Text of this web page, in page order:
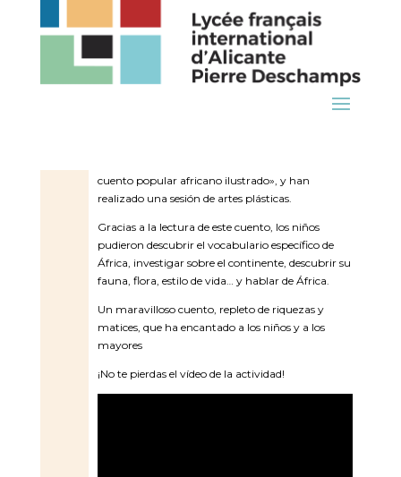
AFRICANOS. CLASE
CC8
cuento popular africano ilustrado», y han
realizado una sesión de artes plásticas.
Gracias a la lectura de este cuento, los niños
pudieron descubrir el vocabulario específico de
África, investigar sobre el continente, descubrir su
fauna, flora, estilo de vida… y hablar de África.
Un maravilloso cuento, repleto de riquezas y
matices, que ha encantado a los niños y a los
mayores
¡No te pierdas el vídeo de la actividad!